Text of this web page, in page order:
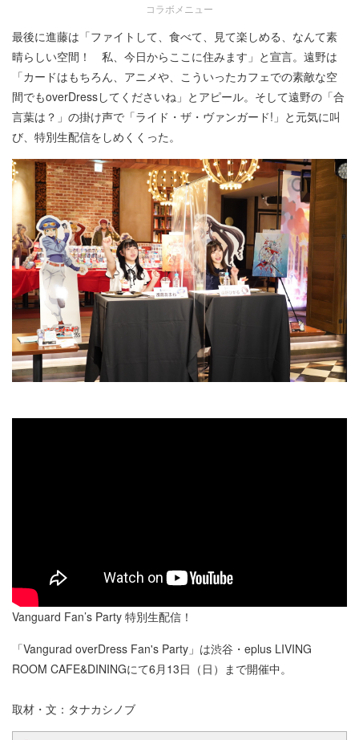
コラボメニュー
最後に進藤は「ファイトして、食べて、見て楽しめる、なんて素
晴らしい空間！ 私、今日からここに住みます」と宣言。遠野は
「カードはもちろん、アニメや、こういったカフェでの素敵な空
間でもoverDressしてくださいね」とアピール。そして遠野の「合
言葉は？」の掛け声で「ライド・ザ・ヴァンガード!」と元気に叫
び、特別生配信をしめくくった。
Vanguard Fan’s Party 特別生配信！
「Vangurad overDress Fan's Party」は渋谷・eplus LIVING
ROOM CAFE&DININGにて6月13日（日）まで開催中。
取材・文：タナカシノブ